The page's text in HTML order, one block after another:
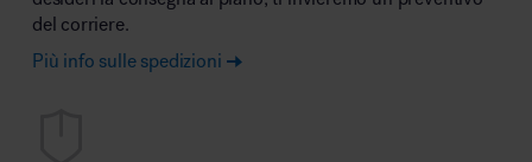
del corriere.
Più info sulle spedizioni